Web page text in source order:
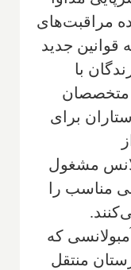
مراقبت‌های
قوانین جدید
با
متخصصان
برای
مشغول
مناسب را
.
که
منتقل